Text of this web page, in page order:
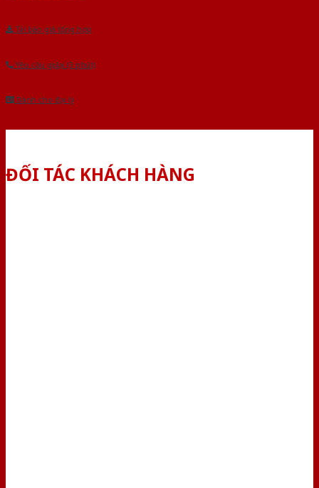
Tải báo giá tổng hợp
Yêu cầu gọi lại (3 phút)
Dành cho đại lý
ĐỐI TÁC KHÁCH HÀNG